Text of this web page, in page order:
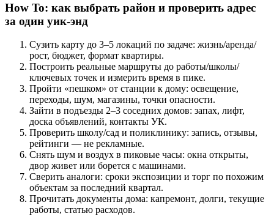
How To: как выбрать район и проверить адрес
за один уик-энд
Сузить карту до 3–5 локаций по задаче: жизнь/аренда/
рост, бюджет, формат квартиры.
Построить реальные маршруты до работы/школы/
ключевых точек и измерить время в пике.
Пройти «пешком» от станции к дому: освещение,
переходы, шум, магазины, точки опасности.
Зайти в подъезды 2–3 соседних домов: запах, лифт,
доска объявлений, контакты УК.
Проверить школу/сад и поликлинику: запись, отзывы,
рейтинги — не рекламные.
Снять шум и воздух в пиковые часы: окна открыты,
двор живет или борется с машинами.
Сверить аналоги: сроки экспозиции и торг по похожим
объектам за последний квартал.
Прочитать документы дома: капремонт, долги, текущие
работы, статью расходов.